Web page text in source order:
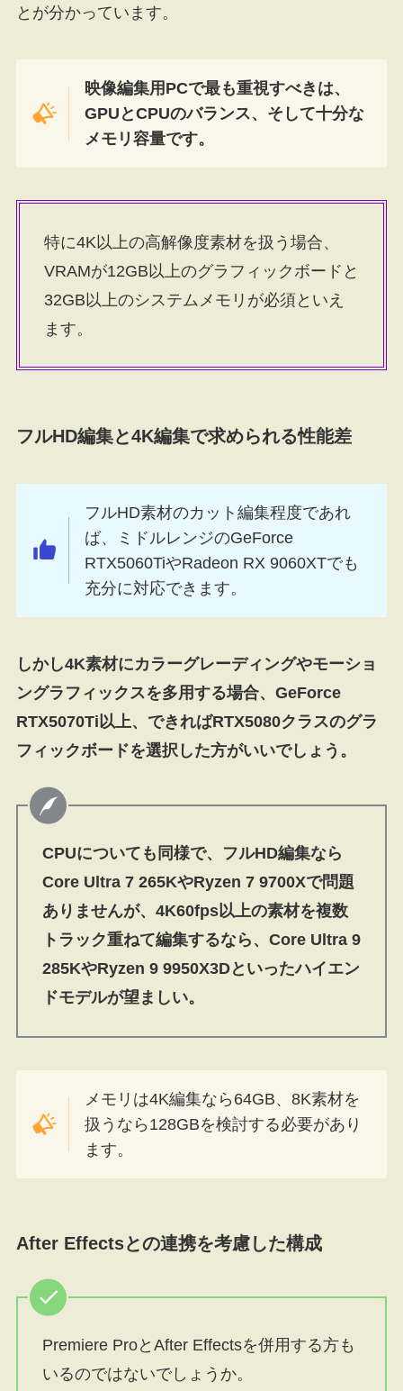
とが分かっています。
映像編集用PCで最も重視すべきは、
GPUとCPUのバランス、そして十分な
メモリ容量です。
特に4K以上の高解像度素材を扱う場合、
VRAMが12GB以上のグラフィックボードと
32GB以上のシステムメモリが必須といえ
ます。
フルHD編集と4K編集で求められる性能差
フルHD素材のカット編集程度であれ
ば、ミドルレンジのGeForce
RTX5060TiやRadeon RX 9060XTでも
充分に対応できます。
しかし4K素材にカラーグレーディングやモーショ
ングラフィックスを多用する場合、GeForce
RTX5070Ti以上、できればRTX5080クラスのグラ
フィックボードを選択した方がいいでしょう。
CPUについても同様で、フルHD編集なら
Core Ultra 7 265KやRyzen 7 9700Xで問題
ありませんが、4K60fps以上の素材を複数
トラック重ねて編集するなら、Core Ultra 9
285KやRyzen 9 9950X3Dといったハイエン
ドモデルが望ましい。
メモリは4K編集なら64GB、8K素材を
扱うなら128GBを検討する必要があり
ます。
After Effectsとの連携を考慮した構成
Premiere ProとAfter Effectsを併用する方も
いるのではないでしょうか。